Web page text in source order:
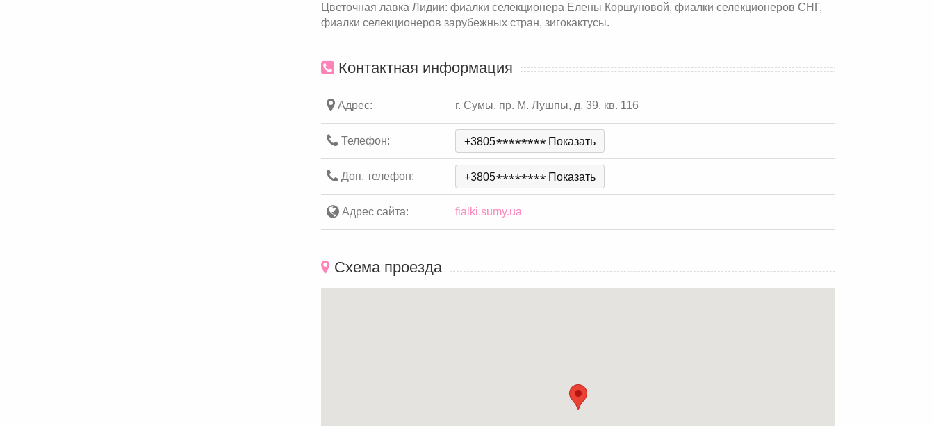
Цветочная лавка Лидии: фиалки селекционера Елены Коршуновой, фиалки селекционеров СНГ,
фиалки селекционеров зарубежных стран, зигокактусы.
Контактная информация
Адрес: г. Сумы, пр. М. Лушпы, д. 39, кв. 116
Телефон: +3805******** Показать
Доп. телефон: +3805******** Показать
Адрес сайта: fialki.sumy.ua
Схема проезда